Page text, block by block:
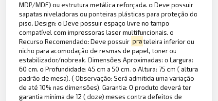
MDP/MDF) ou estrutura metálica reforçada. o Deve possuir
sapatas niveladoras ou ponteiras plásticas para proteção do
piso. Design: o Deve possuir espaço livre no tampo
compatível com impressoras laser multifuncionais. o
Recurso Recomendado: Deve possuir prateleira inferior ou
nicho para acomodação de resmas de papel, toner ou
estabilizador/nobreak. Dimensões Aproximadas: o Largura:
60 cm. o Profundidade: 45 cm a 50 cm. o Altura: 75 cm ( altura
padrão de mesa). ( Observação: Será admitida uma variação
de até 10% nas dimensões). Garantia: O produto deverá ter
garantia mínima de 12 ( doze) meses contra defeitos de